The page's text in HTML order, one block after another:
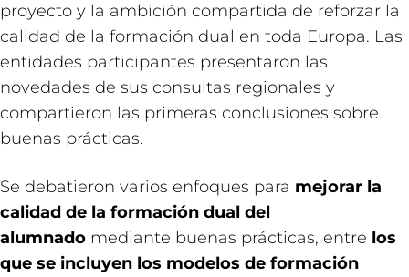
proyecto y la ambición compartida de reforzar la
calidad de la formación dual en toda Europa. Las
entidades participantes presentaron las
novedades de sus consultas regionales y
compartieron las primeras conclusiones sobre
buenas prácticas.
Se debatieron varios enfoques para mejorar la
calidad de la formación dual del
alumnado mediante buenas prácticas, entre los
que se incluyen los modelos de formación